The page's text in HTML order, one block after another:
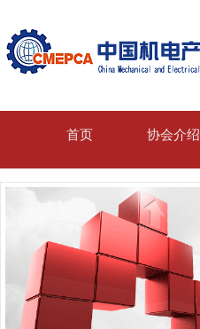
首页 协会介绍